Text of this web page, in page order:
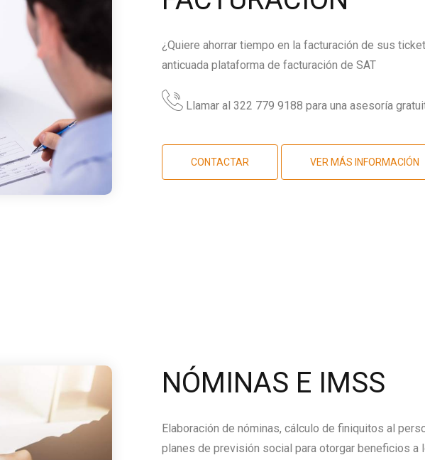
¿Quiere ahorrar tiempo en la facturación de sus
anticuada plataforma de facturación de SAT
Llamar al 322 779 9188 para una asesoría
CONTACTAR VER MÁS INFORMACIÓN
NÓMINAS E IMSS
Elaboración de nóminas, cálculo de finiquitos al
planes de previsión social para otorgar beneficios a